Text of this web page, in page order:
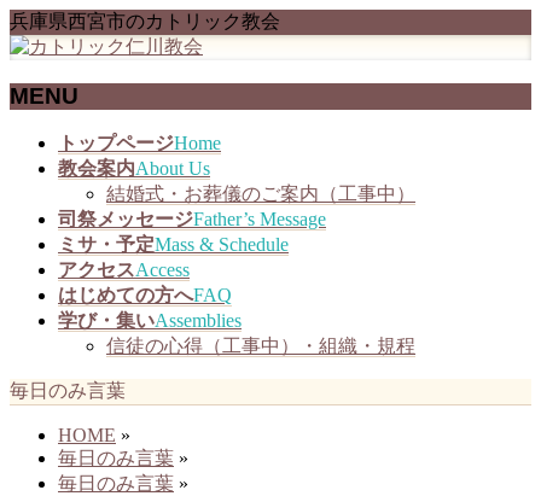
兵庫県西宮市のカトリック教会
MENU
トップページHome
教会案内About Us
結婚式・お葬儀のご案内（工事中）
司祭メッセージFather’s Message
ミサ・予定Mass & Schedule
アクセスAccess
はじめての方へFAQ
学び・集いAssemblies
信徒の心得（工事中）・組織・規程
毎日のみ言葉
HOME »
毎日のみ言葉 »
毎日のみ言葉 »